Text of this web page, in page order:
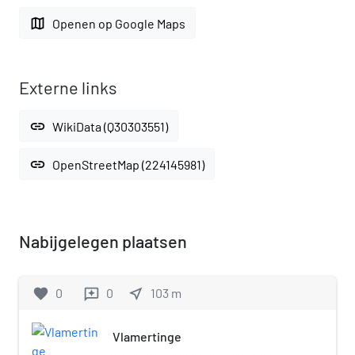
map Openen op Google Maps
Externe links
link WikiData (Q30303551)
link OpenStreetMap (224145981)
Nabijgelegen plaatsen
favorite 0 reviews 0 near_me 103 m
Vlamertinge